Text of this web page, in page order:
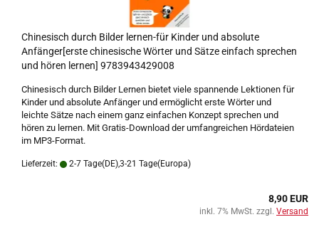
Chinesisch durch Bilder lernen-für Kinder und absolute
Anfänger[erste chinesische Wörter und Sätze einfach sprechen
und hören lernen] 9783943429008
Chinesisch durch Bilder Lernen bietet viele spannende Lektionen für
Kinder und absolute Anfänger und ermöglicht erste Wörter und
leichte Sätze nach einem ganz einfachen Konzept sprechen und
hören zu lernen. Mit Gratis-Download der umfangreichen Hördateien
im MP3-Format.
Lieferzeit: 2-7 Tage(DE),3-21 Tage(Europa)
8,90 EUR
inkl. 7% MwSt. zzgl. Versand